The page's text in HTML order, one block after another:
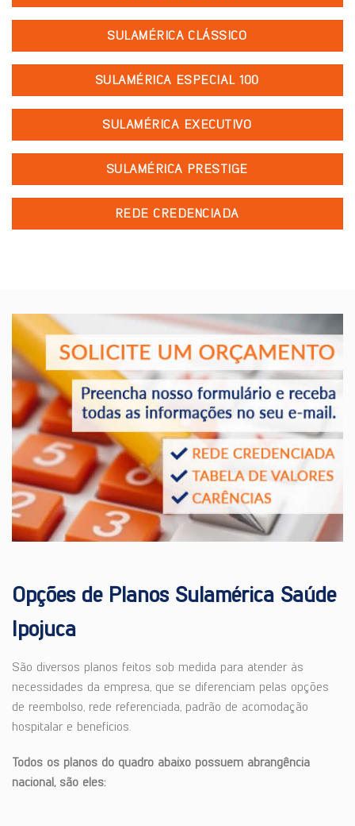
SULAMÉRICA CLÁSSICO
SULAMÉRICA ESPECIAL 100
SULAMÉRICA EXECUTIVO
SULAMÉRICA PRESTIGE
REDE CREDENCIADA
Opções de Planos Sulamérica Saúde
Ipojuca
São diversos planos feitos sob medida para atender às
necessidades da empresa, que se diferenciam pelas opções
de reembolso, rede referenciada, padrão de acomodação
hospitalar e benefícios.
Todos os planos do quadro abaixo possuem abrangência
nacional, são eles: